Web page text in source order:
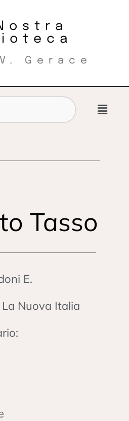
Gerace
Tasso
E.
La Nuova Italia